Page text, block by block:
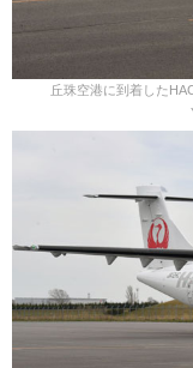
丘珠空港に到着した